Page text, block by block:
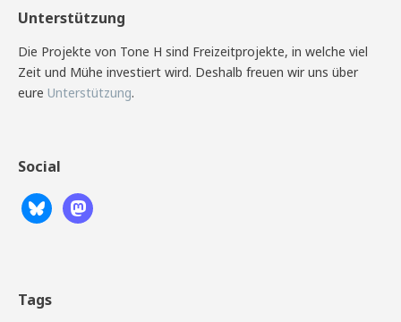
Unterstützung
Die Projekte von Tone H sind Freizeitprojekte, in welche viel
Zeit und Mühe investiert wird. Deshalb freuen wir uns über
eure Unterstützung.
Social
Tags